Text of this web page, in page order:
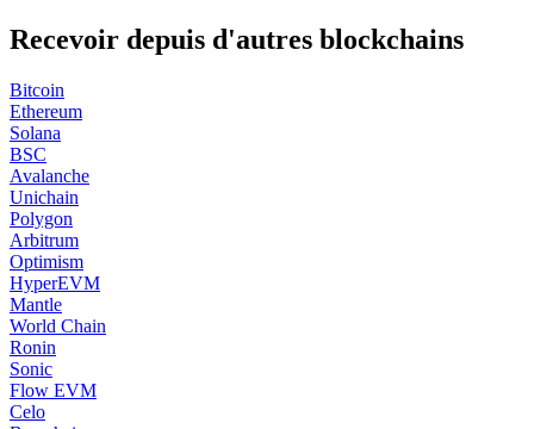
Recevoir depuis d'autres blockchains
Bitcoin
Ethereum
Solana
BSC
Avalanche
Unichain
Polygon
Arbitrum
Optimism
HyperEVM
Mantle
World Chain
Ronin
Sonic
Flow EVM
Celo